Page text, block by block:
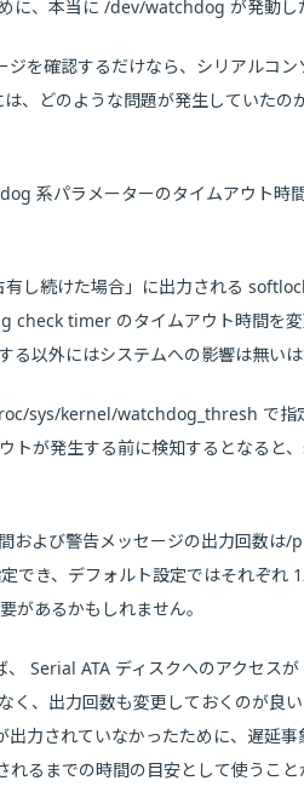
に、本当に /dev/watchdog が発動し
を確認するだけなら、シリアルコ
、どのような問題が発生していたの
系パラメーターのタイムアウト時
し続けた場合」に出力される
check timer のタイムアウト時間を
以外にはシステムへの影響は無い
sys/kernel/watchdog_thresh で指
が発生する前に検知するとなると
および警告メッセージの出力回数
き、デフォルト設定ではそれぞれ
があるかもしれません。
Serial ATA ディスクへのアクセス
く、出力回数も変更しておくのが良
力されていなかったために、遅延
れるまでの時間の目安として使うこ